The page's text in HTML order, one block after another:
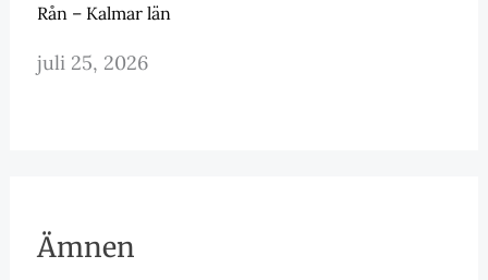
Rån – Kalmar län
juli 25, 2026
Ämnen